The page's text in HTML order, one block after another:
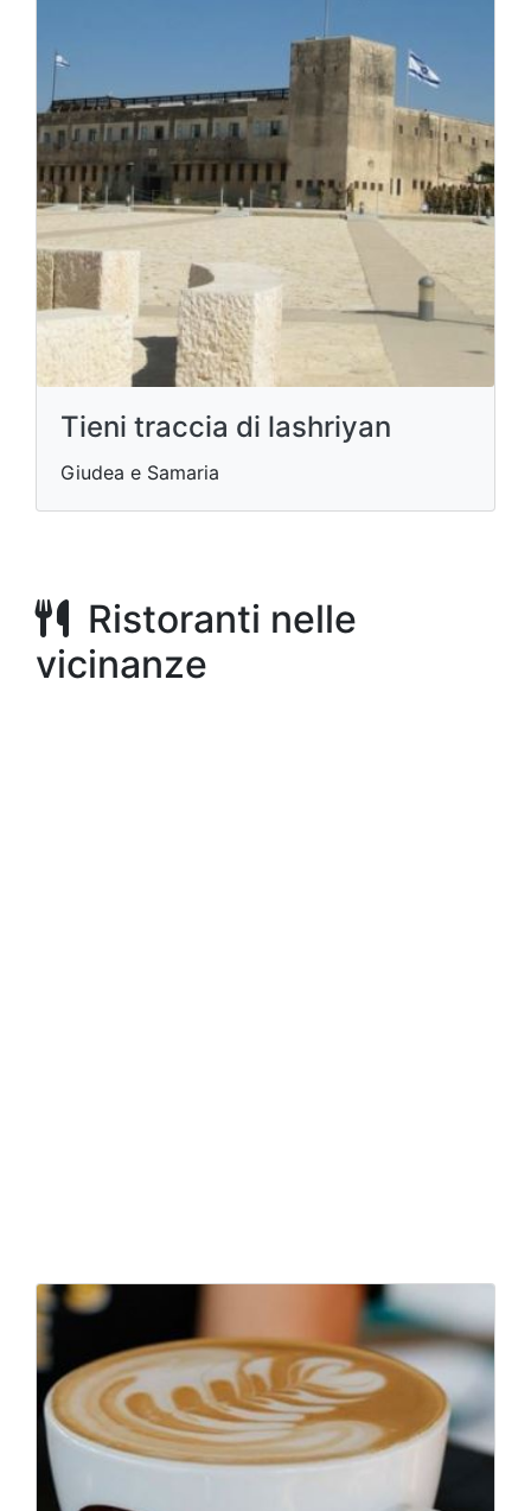
Tieni traccia di lashriyan
Giudea e Samaria
Ristoranti nelle
vicinanze